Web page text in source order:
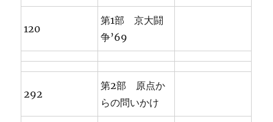
120
第1部 京大闘
争’69
292
第2部 原点か
らの問いかけ